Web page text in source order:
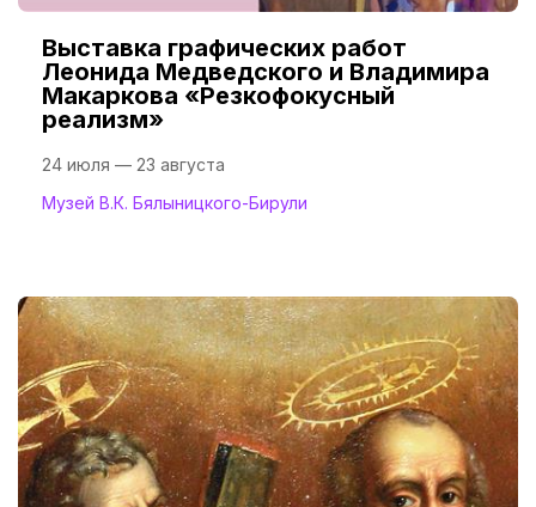
Выставка графических работ
Леонида Медведского и Владимира
Макаркова «Резкофокусный
реализм»
24 июля — 23 августа
Музей В.К. Бялыницкого-Бирули